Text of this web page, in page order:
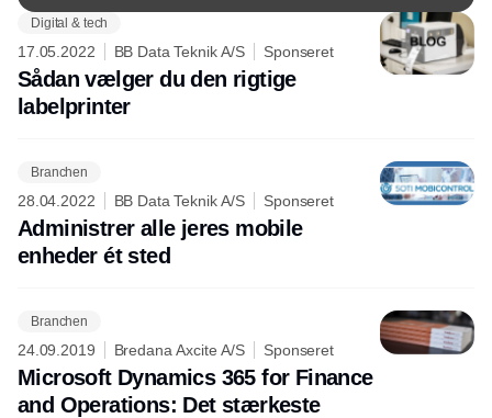
Digital & tech
17.05.2022 BB Data Teknik A/S Sponseret
Sådan vælger du den rigtige
labelprinter
Branchen
28.04.2022 BB Data Teknik A/S Sponseret
Administrer alle jeres mobile
enheder ét sted
Branchen
24.09.2019 Bredana Axcite A/S Sponseret
Microsoft Dynamics 365 for Finance
and Operations: Det stærkeste